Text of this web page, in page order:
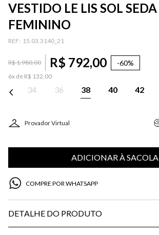
VESTIDO LE LIS SOL SEDA
FEMININO
: 15.03.3140_21
R$1.980,00 R$ 792,00 -60%
6x de R$ 132,00
34 36 38 40 42
Provador Virtual
ADICIONAR À SACOLA
COMPRE POR WHATSAPP
DETALHE DO PRODUTO